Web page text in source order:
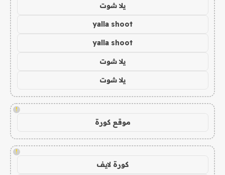
يلا شوت
yalla shoot
yalla shoot
يلا شوت
يلا شوت
!
موقع كورة
!
كورة لايف